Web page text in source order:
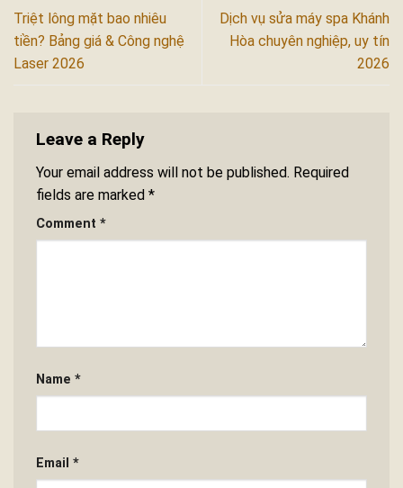
Triệt lông mặt bao nhiêu
tiền? Bảng giá & Công nghệ
Laser 2026
Dịch vụ sửa máy spa Khánh
Hòa chuyên nghiệp, uy tín
2026
Leave a Reply
Your email address will not be published. Required
fields are marked *
Comment *
Name *
Email *